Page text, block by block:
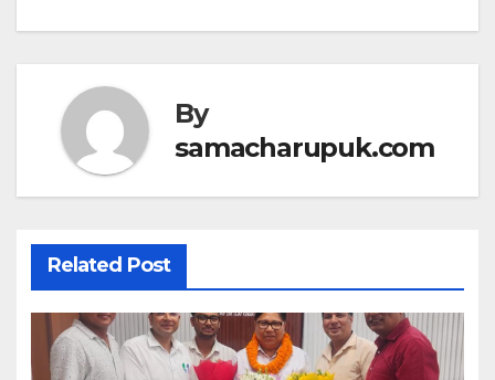
p o
By
samacharupuk.com
Related Post